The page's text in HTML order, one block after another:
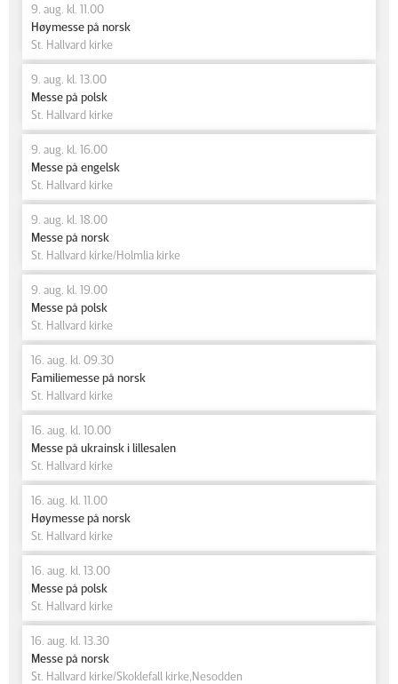
9. aug. kl. 11.00
Høymesse på norsk
St. Hallvard kirke
9. aug. kl. 13.00
Messe på polsk
St. Hallvard kirke
9. aug. kl. 16.00
Messe på engelsk
St. Hallvard kirke
9. aug. kl. 18.00
Messe på norsk
St. Hallvard kirke/Holmlia kirke
9. aug. kl. 19.00
Messe på polsk
St. Hallvard kirke
16. aug. kl. 09.30
Familiemesse på norsk
St. Hallvard kirke
16. aug. kl. 10.00
Messe på ukrainsk i lillesalen
St. Hallvard kirke
16. aug. kl. 11.00
Høymesse på norsk
St. Hallvard kirke
16. aug. kl. 13.00
Messe på polsk
St. Hallvard kirke
16. aug. kl. 13.30
Messe på norsk
St. Hallvard kirke/Skoklefall kirke,Nesodden